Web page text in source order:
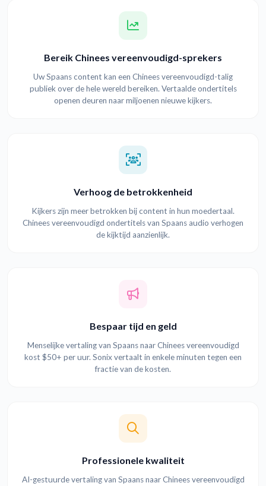
Bereik Chinees vereenvoudigd-sprekers
Uw Spaans content kan een Chinees vereenvoudigd-talig
publiek over de hele wereld bereiken. Vertaalde ondertitels
openen deuren naar miljoenen nieuwe kijkers.
Verhoog de betrokkenheid
Kijkers zijn meer betrokken bij content in hun moedertaal.
Chinees vereenvoudigd ondertitels van Spaans audio verhogen
de kijktijd aanzienlijk.
Bespaar tijd en geld
Menselijke vertaling van Spaans naar Chinees vereenvoudigd
kost $50+ per uur. Sonix vertaalt in enkele minuten tegen een
fractie van de kosten.
Professionele kwaliteit
AI-gestuurde vertaling van Spaans naar Chinees vereenvoudigd